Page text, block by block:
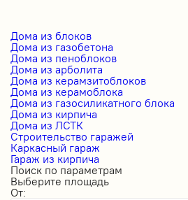
Дома из блоков
Дома из газобетона
Дома из пеноблоков
Дома из арболита
Дома из керамзитоблоков
Дома из керамоблока
Дома из газосиликатного блока
Дома из кирпича
Дома из ЛСТК
Строительство гаражей
Каркасный гараж
Гараж из кирпича
Поиск по параметрам
Выберите площадь
От: